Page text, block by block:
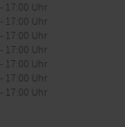
17:00 Uhr
17:00 Uhr
17:00 Uhr
17:00 Uhr
17:00 Uhr
17:00 Uhr
17:00 Uhr